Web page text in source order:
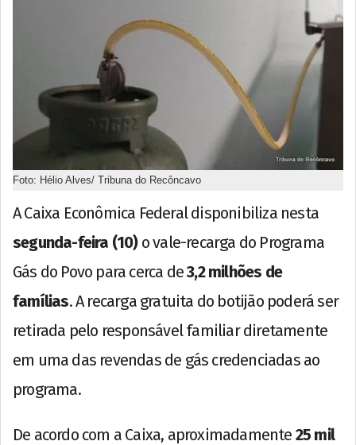
Foto: Hélio Alves/ Tribuna do Recôncavo
A Caixa Econômica Federal disponibiliza nesta
segunda-feira (10)o vale-recarga do Programa
Gás do Povo para cerca de3,2 milhões de
famílias. A recarga gratuita do botijão poderá ser
retirada pelo responsável familiar diretamente
em uma das revendas de gás credenciadas ao
programa.
De acordo com a Caixa, aproximadamente 25 mil